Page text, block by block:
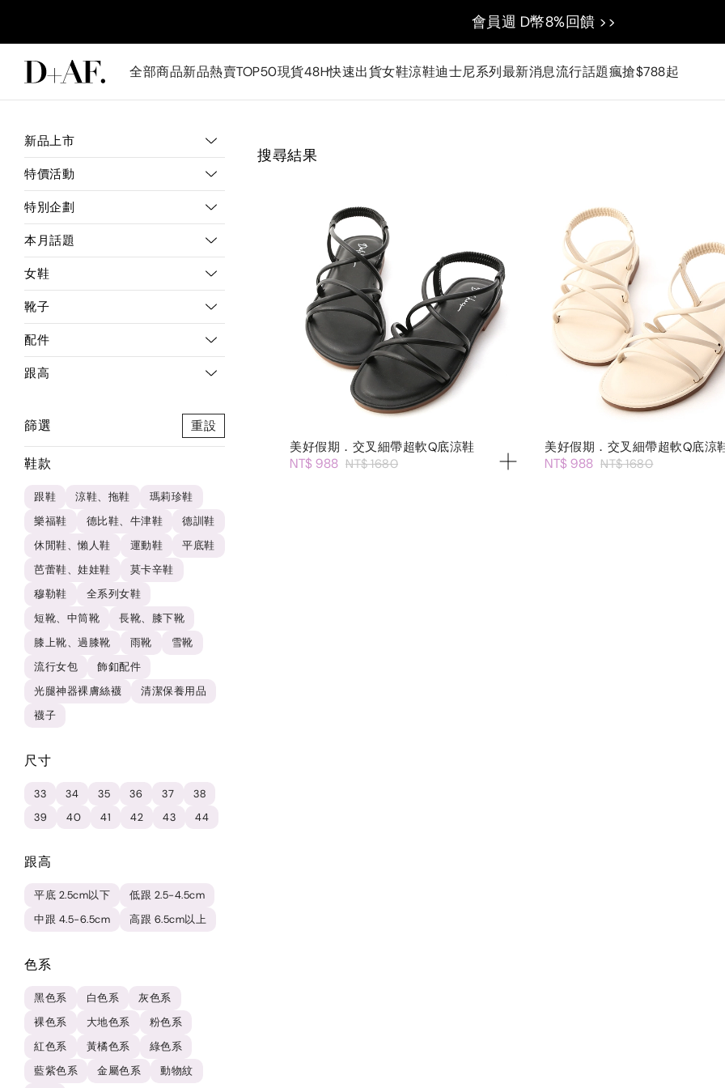
會員週 D幣8%回饋 >>
全部商品新品熱賣TOP50現貨48H快速出貨女鞋涼鞋迪士尼系列最新消息流行話題瘋搶$788起
新品上市
特價活動
特別企劃
本月話題
女鞋
靴子
配件
跟高
篩選 重設
鞋款
跟鞋 涼鞋、拖鞋
瑪莉珍鞋
樂福鞋
德比鞋、牛津鞋
德訓鞋
休閒鞋、懶人鞋
運動鞋
平底鞋
芭蕾鞋、娃娃鞋
莫卡辛鞋
穆勒鞋
全系列女鞋
短靴、中筒靴
長靴、膝下靴
膝上靴、過膝靴
雨靴
雪靴
流行女包
飾釦配件
光腿神器裸膚絲襪
清潔保養用品
襪子
尺寸
33 34 35 36 37
38
39
40 41 42 43 44
跟高
平底 2.5cm以下
低跟 2.5-4.5cm
中跟 4.5-6.5cm
高跟 6.5cm以上
色系
黑色系 白色系
灰色系
裸色系
大地色系
粉色系
紅色系
黃橘色系
綠色系
藍紫色系
金屬色系 動物紋
搜尋結果
美好假期．交叉細帶超軟Q底涼鞋
NT$ 988 NT$ 1680
美好假期．交叉細帶超軟Q底涼
NT$ 988 NT$ 1680